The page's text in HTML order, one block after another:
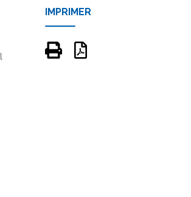
IMPRIMER